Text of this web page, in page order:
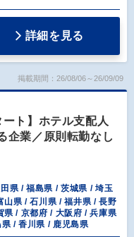
詳細を見る
掲載期間：26/08/06～26/09/09
ート】ホテル支配人
企業／原則転勤なし
県 / 福島県 / 茨城県 / 埼玉
山県 / 石川県 / 福井県 / 長野
県 / 京都府 / 大阪府 / 兵庫県
/ 香川県 / 鹿児島県